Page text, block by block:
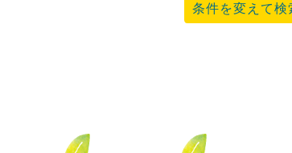
条件を変えて検